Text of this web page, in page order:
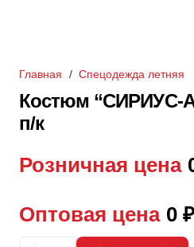
Главная / Спецодежда летняя
Костюм “СИРИУС-
п/к
Розничная цена
Оптовая цена 0 ₽